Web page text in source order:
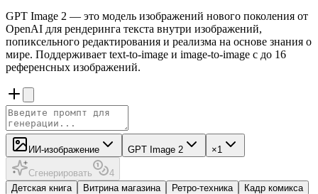
GPT Image 2 — это модель изображений нового поколения от
OpenAI для рендеринга текста внутри изображений,
попиксельного редактирования и реализма на основе знания о
мире. Поддерживает text-to-image и image-to-image с до 16
референсных изображений.
ИИ-изображение GPT Image 2 ×1
Сгенерировать
4
Детская книга
Витрина магазина Ретро-техника
Кадр комикса